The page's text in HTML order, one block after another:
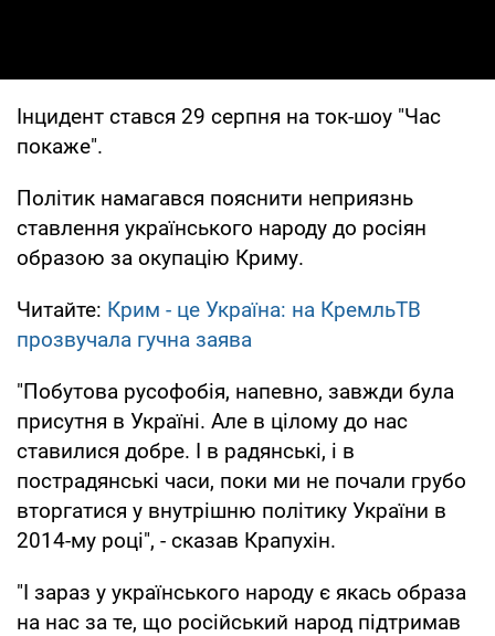
Інцидент стався 29 серпня на ток-шоу "Час
покаже".
Політик намагався пояснити неприязнь
ставлення українського народу до росіян
образою за окупацію Криму.
Читайте: Крим - це Україна: на КремльТВ
прозвучала гучна заява
"Побутова русофобія, напевно, завжди була
присутня в Україні. Але в цілому до нас
ставилися добре. І в радянські, і в
пострадянські часи, поки ми не почали грубо
вторгатися у внутрішню політику України в
2014-му році", - сказав Крапухін.
"І зараз у українського народу є якась образа
на нас за те, що російський народ підтримав